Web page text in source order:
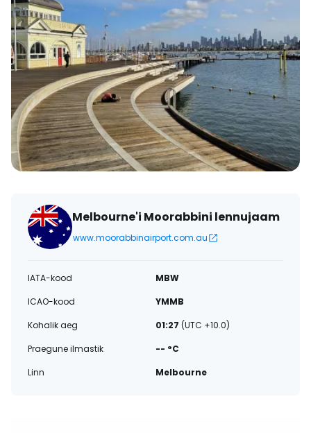
Melbourne'i Moorabbini lennujaam
www.moorabbinairport.com.au
IATA-kood
MBW
ICAO-kood
YMMB
Kohalik aeg
01:27 (UTC +10.0)
Praegune ilmastik
-- °C
Linn
Melbourne